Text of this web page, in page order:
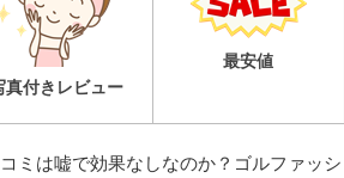
真付きレビュー
最安値
ミは嘘で効果なしなのか？ゴルファッシ